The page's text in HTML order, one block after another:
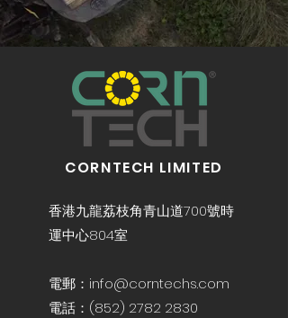
CORNTECH LIMITED
香港九龍荔枝角青山道700號時
運中心804室
電郵：info@corntechs.com
電話： (852) 2782 2830